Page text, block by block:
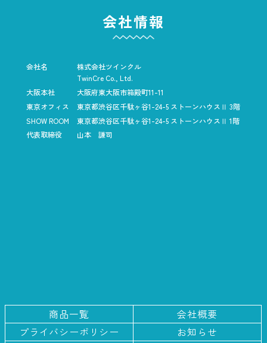
会社情報
会社名
株式会社ツインクル
TwinCre Co., Ltd.
大阪本社
大阪府東大阪市箱殿町11-11
東京オフィス
東京都渋谷区千駄ヶ谷1-24-5 ストーンハウスⅡ 3階
SHOW ROOM
東京都渋谷区千駄ヶ谷1-24-5 ストーンハウスⅡ 1階
代表取締役
山本 謙司
商品一覧
会社概要
プライバシーポリシー
お知らせ